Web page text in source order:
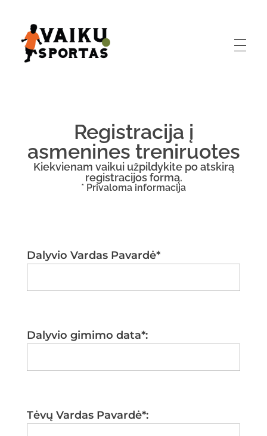
Registracija į
asmenines treniruotes
Kiekvienam vaikui užpildykite po atskirą
registracijos formą.
* Privaloma informacija
Dalyvio Vardas Pavardė*
Dalyvio gimimo data*:
Tėvų Vardas Pavardė*: